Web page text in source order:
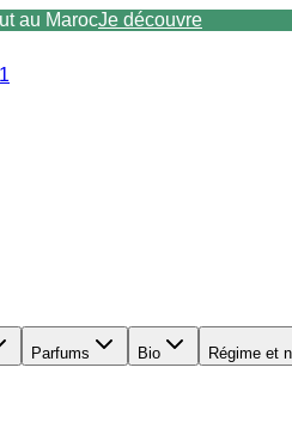
au MarocJe découvre
Parfums Bio Régime et